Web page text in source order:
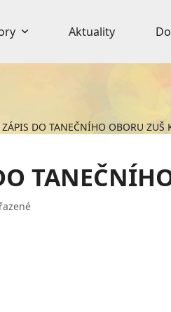
Aktuality
ZÁPIS DO TANEČNÍHO OBORU ZUŠ